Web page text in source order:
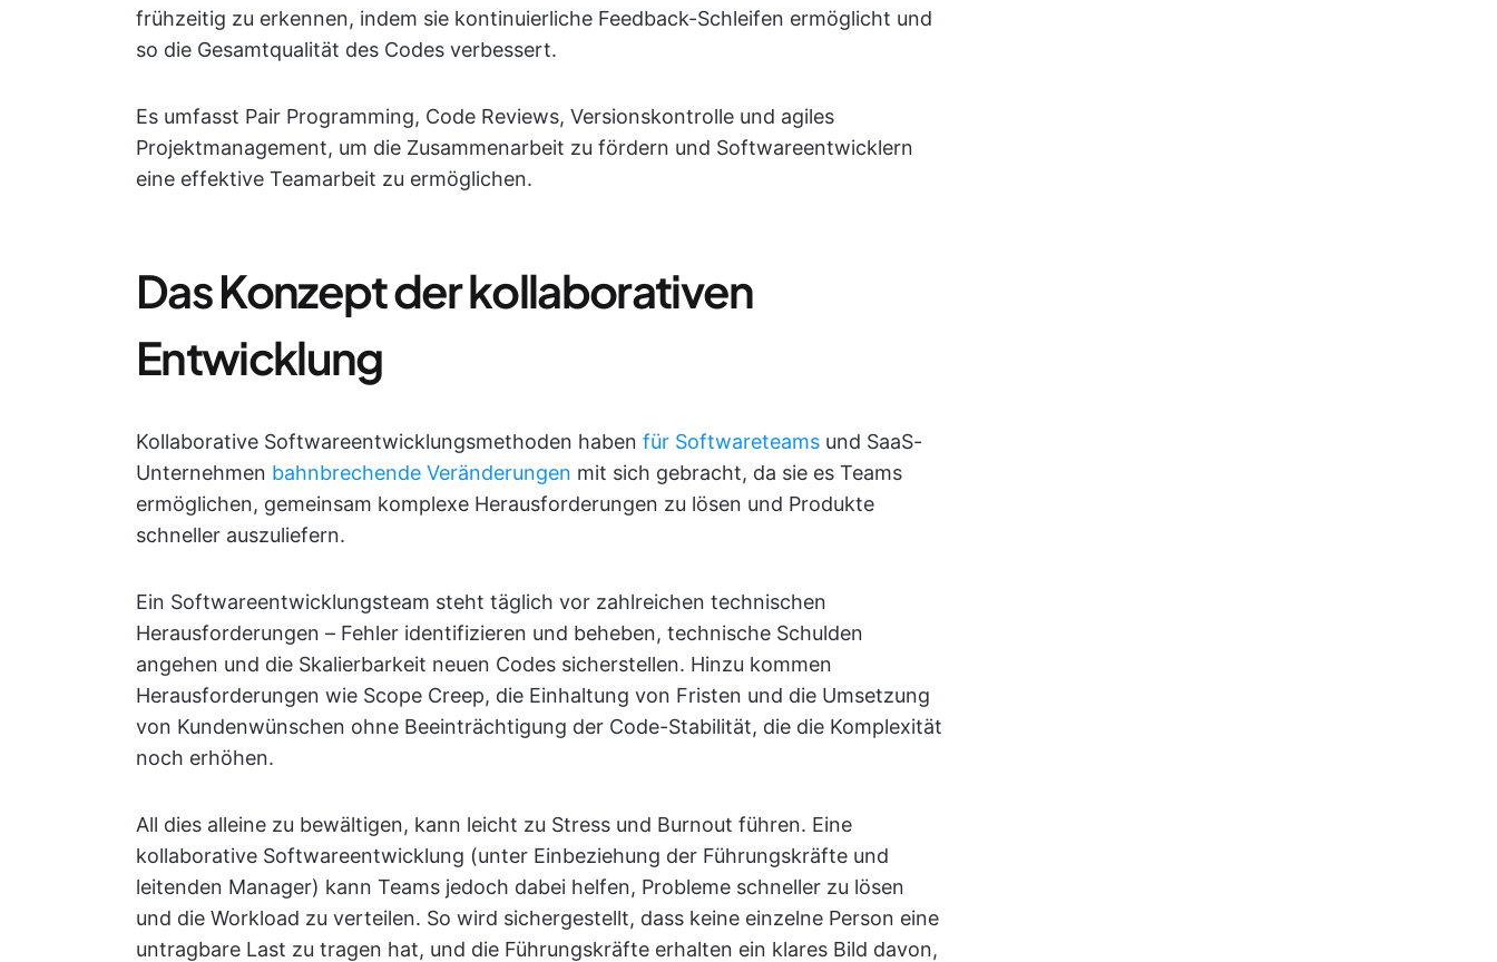
frühzeitig zu erkennen, indem sie kontinuierliche Feedback-Schleifen ermöglicht und
so die Gesamtqualität des Codes verbessert.
Es umfasst Pair Programming, Code Reviews, Versionskontrolle und agiles
Projektmanagement, um die Zusammenarbeit zu fördern und Softwareentwicklern
eine effektive Teamarbeit zu ermöglichen.
Das Konzept der kollaborativen
Entwicklung
Kollaborative Softwareentwicklungsmethoden haben für Softwareteams und SaaS-
Unternehmen bahnbrechende Veränderungen mit sich gebracht, da sie es Teams
ermöglichen, gemeinsam komplexe Herausforderungen zu lösen und Produkte
schneller auszuliefern.
Ein Softwareentwicklungsteam steht täglich vor zahlreichen technischen
Herausforderungen – Fehler identifizieren und beheben, technische Schulden
angehen und die Skalierbarkeit neuen Codes sicherstellen. Hinzu kommen
Herausforderungen wie Scope Creep, die Einhaltung von Fristen und die Umsetzung
von Kundenwünschen ohne Beeinträchtigung der Code-Stabilität, die die Komplexität
noch erhöhen.
All dies alleine zu bewältigen, kann leicht zu Stress und Burnout führen. Eine
kollaborative Softwareentwicklung (unter Einbeziehung der Führungskräfte und
leitenden Manager) kann Teams jedoch dabei helfen, Probleme schneller zu lösen
und die Workload zu verteilen. So wird sichergestellt, dass keine einzelne Person eine
untragbare Last zu tragen hat, und die Führungskräfte erhalten ein klares Bild davon,